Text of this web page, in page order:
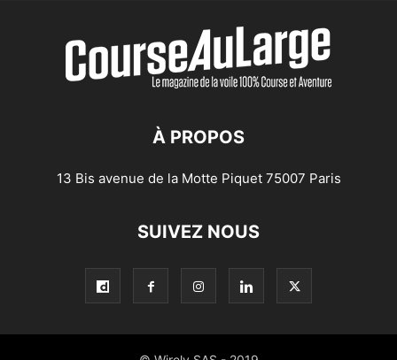
À PROPOS
13 Bis avenue de la Motte Piquet 75007 Paris
SUIVEZ NOUS